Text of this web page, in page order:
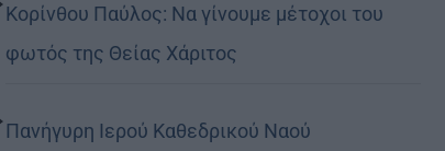
Κορίνθου Παύλος: Να γίνουμε μέτοχοι του
φωτός της Θείας Χάριτος
Πανήγυρη Ιερού Καθεδρικού Ναού